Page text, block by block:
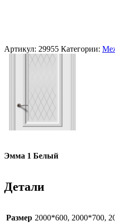
Артикул: 29955 Категории:
Эмма 1 Белый
Детали
Размер 2000*600, 2000*700,